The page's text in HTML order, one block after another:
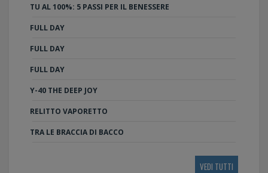
TU AL 100%: 5 PASSI PER IL BENESSERE
FULL DAY
FULL DAY
FULL DAY
Y-40 THE DEEP JOY
RELITTO VAPORETTO
TRA LE BRACCIA DI BACCO
VEDI TUTTI